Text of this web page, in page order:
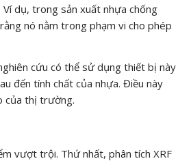
dụ, trong sản xuất nhựa chống
nó nằm trong phạm vi cho phép
cứu có thể sử dụng thiết bị này
đến tính chất của nhựa. Điều này
của thị trường.
vượt trội. Thứ nhất, phân tích XRF